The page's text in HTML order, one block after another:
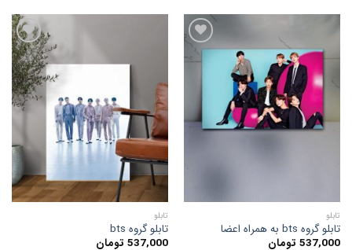
مندی
ها
تابلو
تابلو گروه bts به همراه اعضا
537,000 تومان
افزودن
به
علاقه
مندی
تابلو
تابلو گروه bts
537,000 تومان